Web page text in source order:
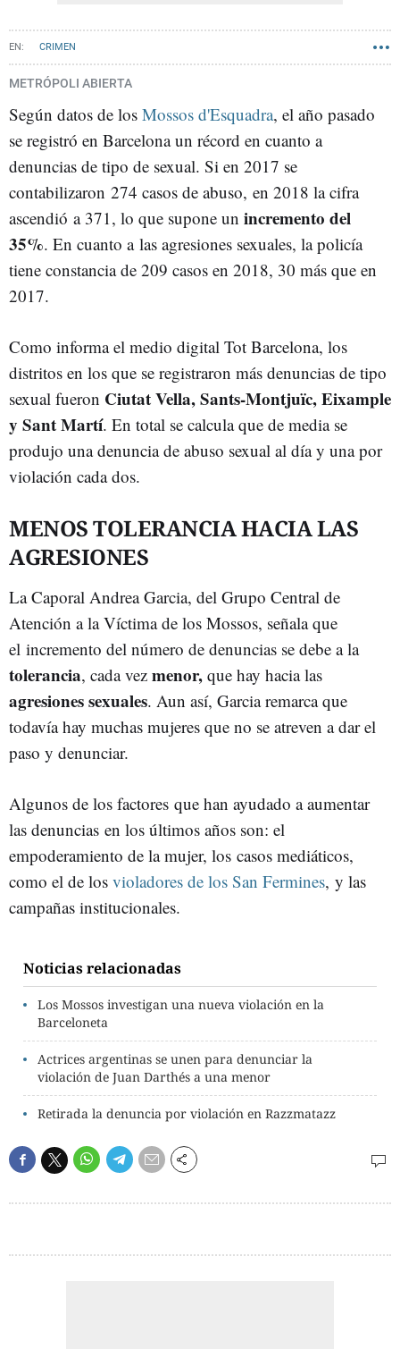
CRIMEN
METRÓPOLI ABIERTA
Según datos de los Mossos d'Esquadra, el año pasado
se registró en Barcelona un récord en cuanto a
denuncias de tipo de sexual. Si en 2017 se
contabilizaron 274 casos de abuso, en 2018 la cifra
ascendió a 371, lo que supone un incremento del
35%. En cuanto a las agresiones sexuales, la policía
tiene constancia de 209 casos en 2018, 30 más que en
2017.
Como informa el medio digital Tot Barcelona, los
distritos en los que se registraron más denuncias de tipo
sexual fueron CiutatVella,Sants-Montjuïc,Eixample
y SantMartí. En total se calcula que de media se
produjo una denuncia de abuso sexual al día y una por
violación cada dos.
MENOS TOLERANCIA HACIA LAS
AGRESIONES
LaCaporal Andrea Garcia, del Grupo Central de
Atención a la Víctima de los Mossos, señala que
el incremento del número de denuncias se debe a la
tolerancia, cada vez menor, que hay hacia las
agresiones sexuales. Aun así, Garciaremarca que
todavía hay muchas mujeres que no se atreven a dar el
paso y denunciar.
Algunos de los factores que han ayudado a aumentar
las denuncias en los últimos años son: el
empoderamiento de la mujer, los casos mediáticos,
como el de los violadores de los San Fermines, y las
campañas institucionales.
Noticias relacionadas
Los Mossos investigan una nueva violación en la
Barceloneta
Actrices argentinas se unen para denunciar la
violación de Juan Darthés a una menor
Retirada la denuncia por violación en Razzmatazz